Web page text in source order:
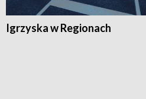
Igrzyska w Regionach